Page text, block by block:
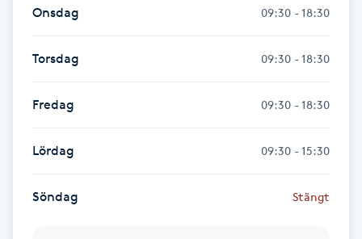
Gellack med förstärkning
Gravidmassage
Gravidyoga
Onsdag 09:30 - 18:30
Torsdag 09:30 - 18:30
Fredag 09:30 - 18:30
Lördag 09:30 - 15:30
Söndag Stängt